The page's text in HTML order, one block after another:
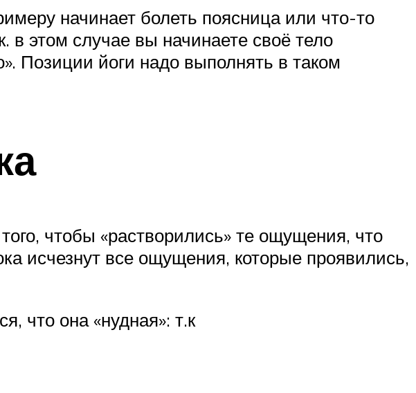
начинает болеть поясница или что-то
в этом случае вы начинаете своё тело
Позиции йоги надо выполнять в таком
чтобы «растворились» те ощущения, что
исчезнут все ощущения, которые проявились,
что она «нудная»: т.к